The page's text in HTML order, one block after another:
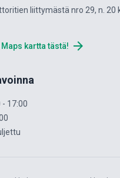
liittymästä nro 29, n. 20
kartta tästä! arrow_forward
- 17:00